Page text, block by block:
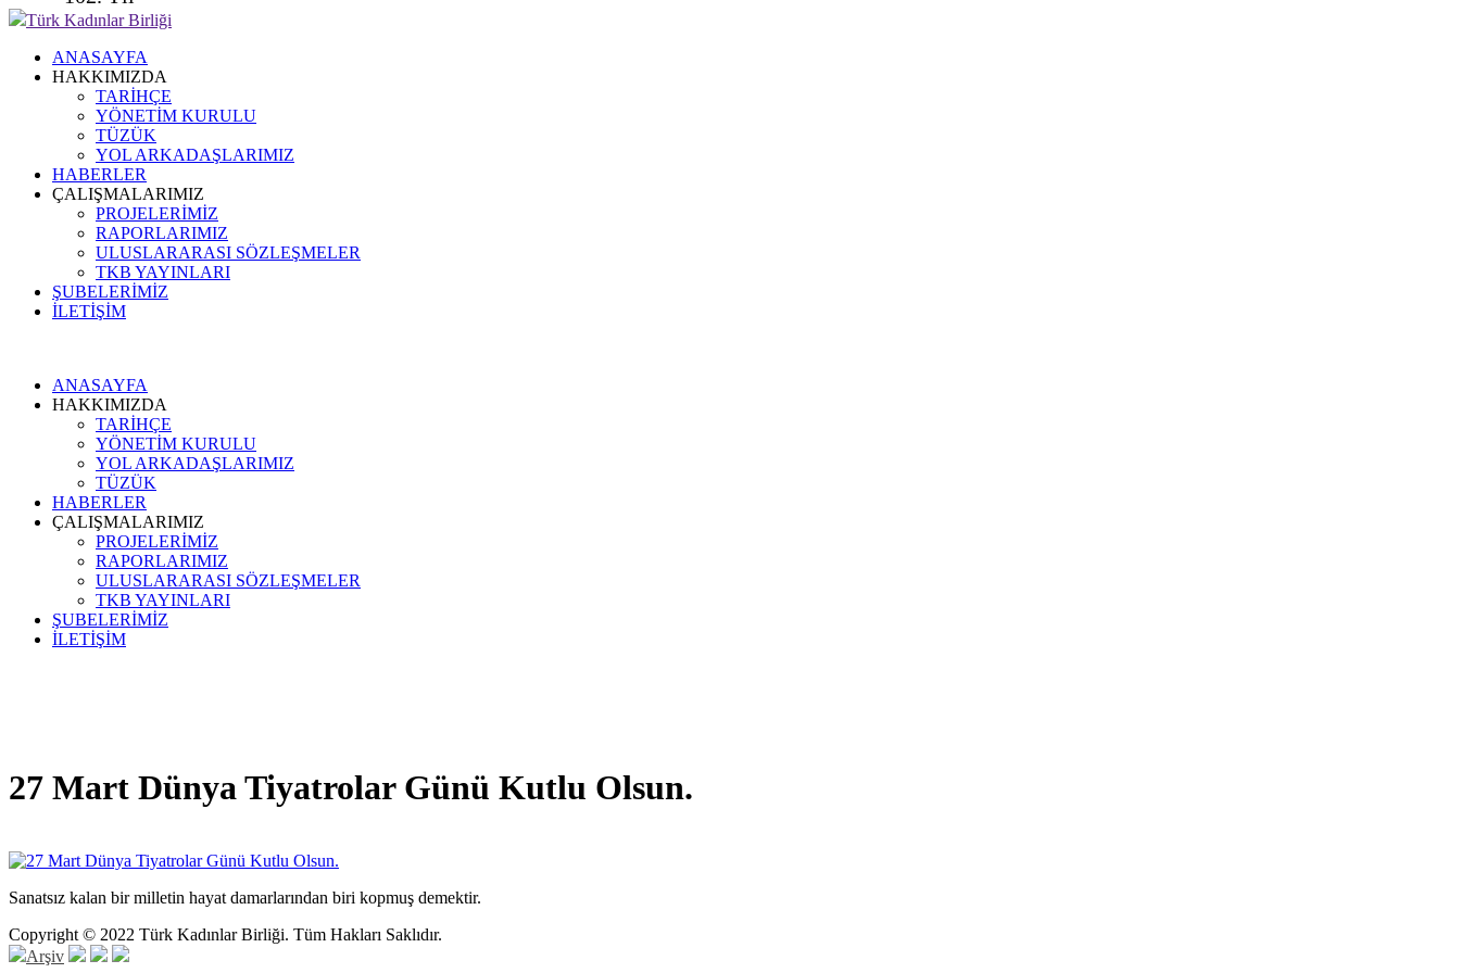
Türk Kadınlar Birliği
ANASAYFA
HAKKIMIZDA
TARİHÇE
YÖNETİM KURULU
TÜZÜK
YOL ARKADAŞLARIMIZ
HABERLER
ÇALIŞMALARIMIZ
PROJELERİMİZ
RAPORLARIMIZ
ULUSLARARASI SÖZLEŞMELER
TKB YAYINLARI
ŞUBELERİMİZ
İLETİŞİM
ANASAYFA
HAKKIMIZDA
TARİHÇE
YÖNETİM KURULU
YOL ARKADAŞLARIMIZ
TÜZÜK
HABERLER
ÇALIŞMALARIMIZ
PROJELERİMİZ
RAPORLARIMIZ
ULUSLARARASI SÖZLEŞMELER
TKB YAYINLARI
ŞUBELERİMİZ
İLETİŞİM
27 Mart Dünya Tiyatrolar Günü Kutlu Olsun.
Sanatsız kalan bir milletin hayat damarlarından biri kopmuş demektir.
Copyright © 2022 Türk Kadınlar Birliği. Tüm Hakları Saklıdır.
Arşiv